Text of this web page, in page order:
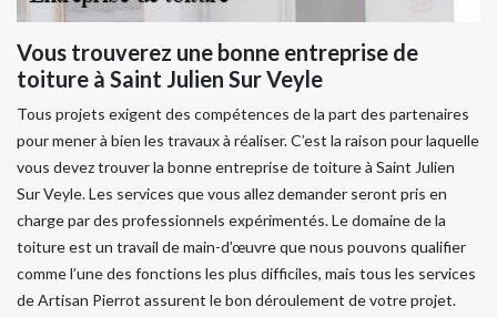
Vous trouverez une bonne entreprise de
toiture à Saint Julien Sur Veyle
Tous projets exigent des compétences de la part des partenaires
pour mener à bien les travaux à réaliser. C’est la raison pour laquelle
vous devez trouver la bonne entreprise de toiture à Saint Julien
Sur Veyle. Les services que vous allez demander seront pris en
charge par des professionnels expérimentés. Le domaine de la
toiture est un travail de main-d’œuvre que nous pouvons qualifier
comme l’une des fonctions les plus difficiles, mais tous les services
de Artisan Pierrot assurent le bon déroulement de votre projet.